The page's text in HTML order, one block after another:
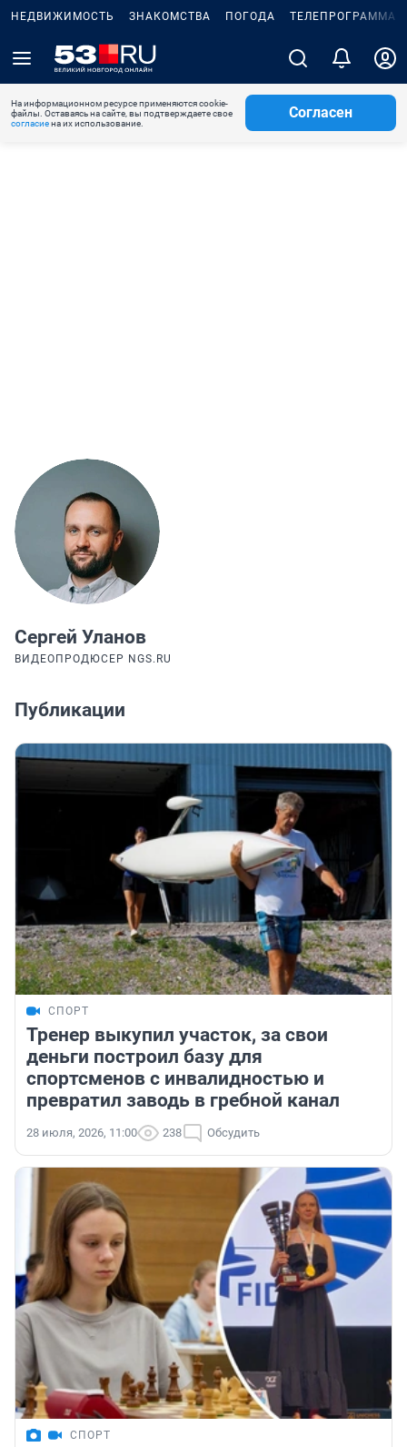
НЕДВИЖИМОСТЬ ЗНАКОМСТВА ПОГОДА ТЕЛЕПРОГРАММА
На информационном ресурсе применяются cookie-
файлы. Оставаясь на сайте, вы подтверждаете свое
согласиена их использование.
Согласен
Сергей Уланов
ВИДЕОПРОДЮСЕР NGS.RU
Публикации
СПОРТ
Тренер выкупил участок, за свои
деньги построил базу для
спортсменов с инвалидностью и
превратил заводь в гребной канал
28 июля, 2026, 11:00 238 Обсудить
СПОРТ